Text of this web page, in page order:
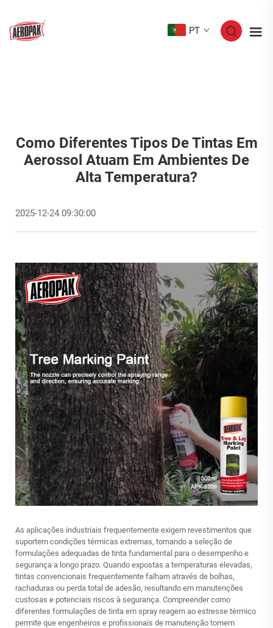
PT
Como Diferentes Tipos De Tintas Em
Aerossol Atuam Em Ambientes De
Alta Temperatura?
2025-12-24 09:30:00
As aplicações industriais frequentemente exigem revestimentos que
suportem condições térmicas extremas, tornando a seleção de
formulações adequadas de tinta fundamental para o desempenho e
segurança a longo prazo. Quando expostas a temperaturas elevadas,
tintas convencionais frequentemente falham através de bolhas,
rachaduras ou perda total de adesão, resultando em manutenções
custosas e potenciais riscos à segurança. Compreender como
diferentes formulações de tinta em spray reagem ao estresse térmico
permite que engenheiros e profissionais de manutenção tomem